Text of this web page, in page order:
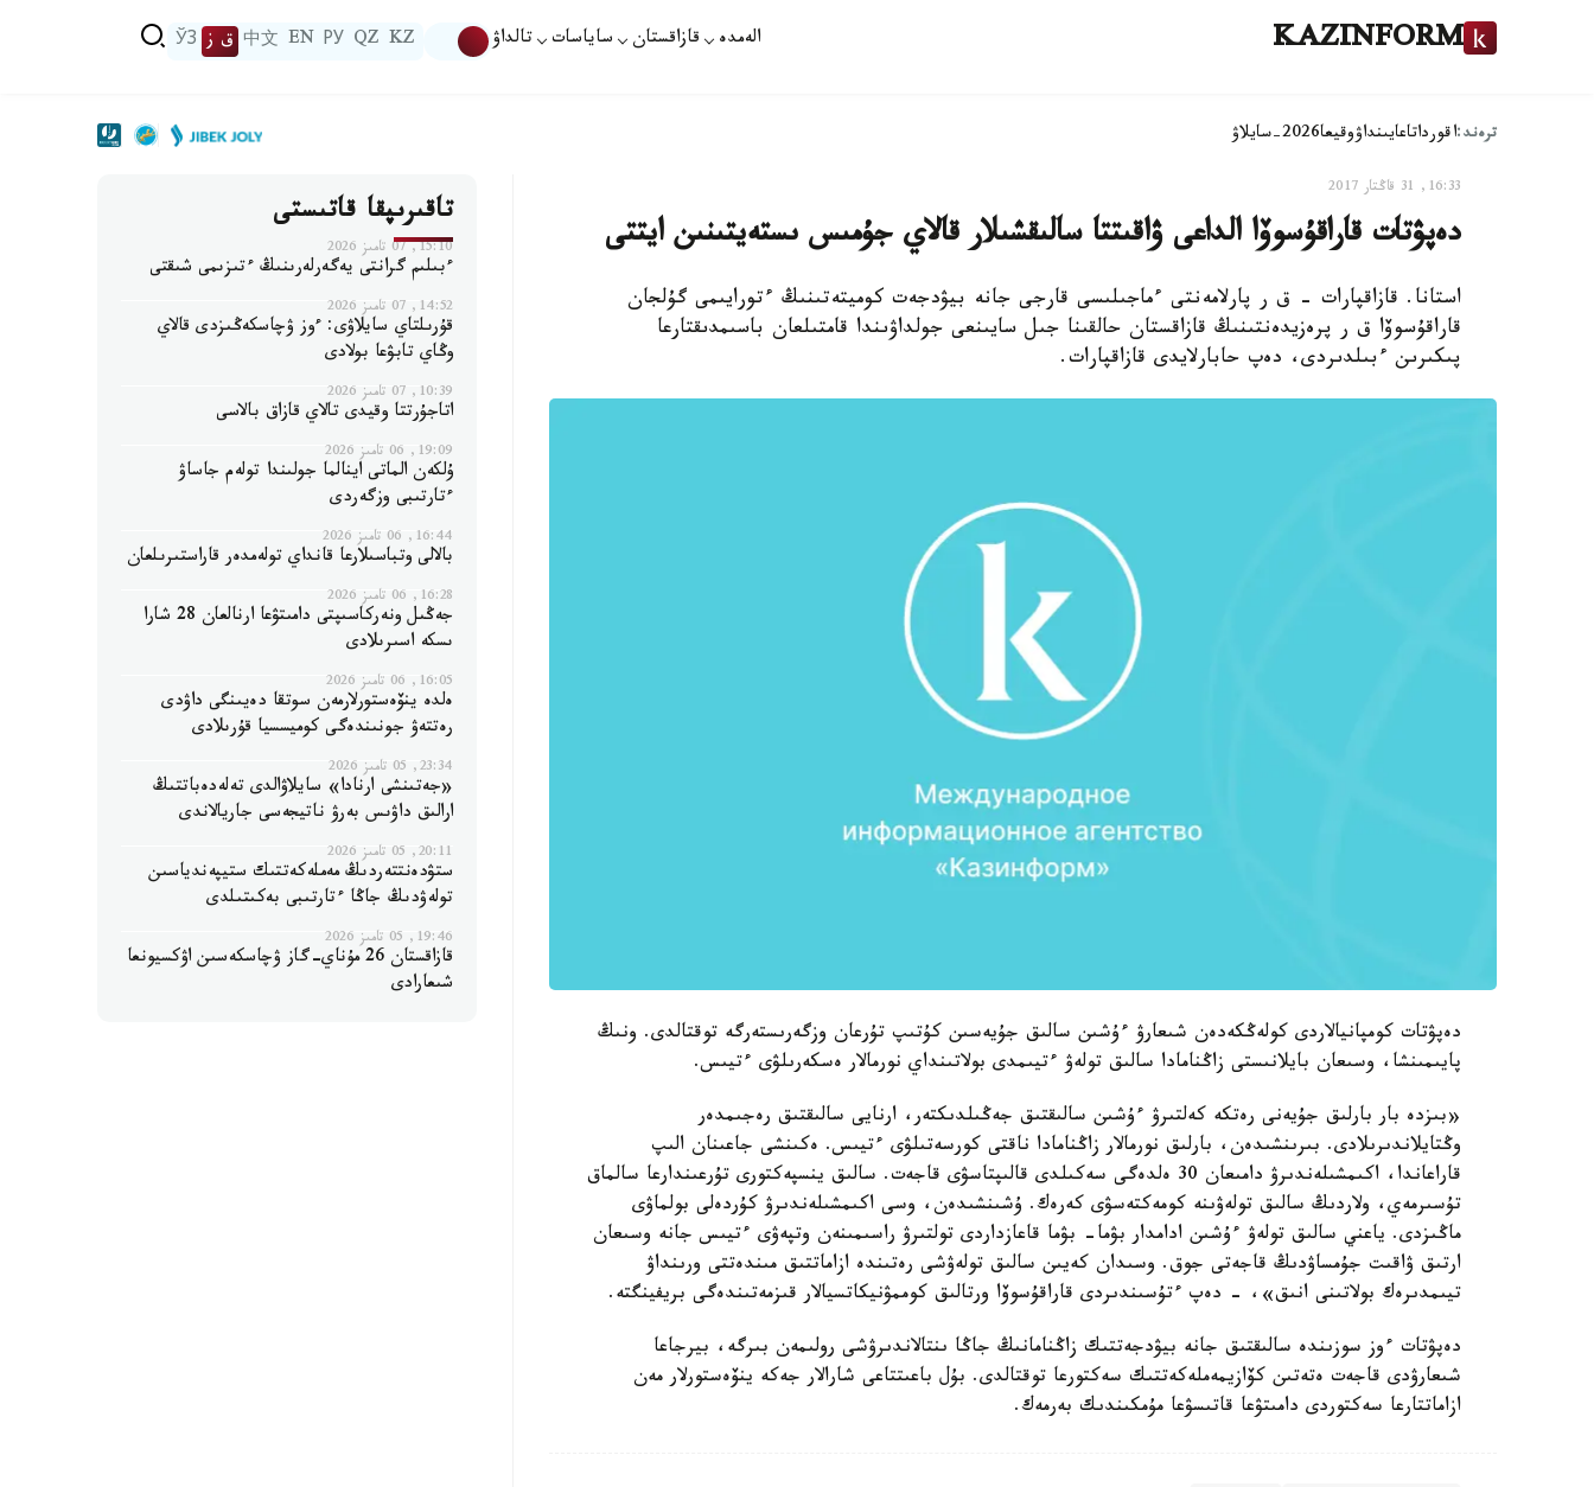
KAZINFORM الەمدە قازاقستان ساياسات تالداۋ KZ
QZ
РУ
EN
中文 ق ز ЎЗ
ترەند:اقورداتاعايىنداۋوقيعا2026-سايلاۋ
16:33, 31 قاڭتار 2017
دەپۋتات قاراقۇسوۆا الداعى ۋاقىتتا سالىقشىلار قالاي جۇمىس ىستەيتىنىن ايتتى
استانا. قازاقپارات - ق ر پارلامەنتى ءماجىلىسى قارجى جانە بيۋدجەت كوميتەتىنىڭ ءتورايىمى گۇلجان
قاراقۇسوۆا ق ر پرەزيدەنتىنىڭ قازاقستان حالقىنا جىل سايىنعى جولداۋىندا قامتىلعان باسىمدىقتارعا
پىكىرىن ءبىلدىردى، دەپ حابارلايدى قازاقپارات.
دەپۋتات كومپانيالاردى كولەڭكەدەن شىعارۋ ءۇشىن سالىق جۇيەسىن كۇتىپ تۇرعان وزگەرىستەرگە توقتالدى. ونىڭ
پايىمىنشا، وسىعان بايلانىستى زاڭنامادا سالىق تولەۋ ءتيىمدى بولاتىنداي نورمالار ەسكەرىلۋى ءتيىس.
«بىزدە بار بارلىق جۇيەنى رەتكە كەلتىرۋ ءۇشىن سالىقتىق جەڭىلدىكتەر، ارنايى سالىقتىق رەجىمدەر
وڭتايلاندىرىلادى. بىرىنشىدەن، بارلىق نورمالار زاڭنامادا ناقتى كورسەتىلۋى ءتيىس. ەكىنشى جاعىنان الىپ
قاراعاندا، اكىمشىلەندىرۋ دامىعان 30 ەلدەگى سەكىلدى قالىپتاسۋى قاجەت. سالىق ينسپەكتورى تۇرعىندارعا سالماق
تۇسىرمەي، ولاردىڭ سالىق تولەۋىنە كومەكتەسۋى كەرەك. ۇشىنشىدەن، وسى اكىمشىلەندىرۋ كۇردەلى بولماۋى
ماڭىزدى. ياعني سالىق تولەۋ ءۇشىن ادامدار بۋما- بۋما قاعازداردى تولتىرۋ راسىمىنەن وتپەۋى ءتيىس جانە وسىعان
ارتىق ۋاقىت جۇمساۋدىڭ قاجەتى جوق. وسىدان كەيىن سالىق تولەۋشى رەتىندە ازاماتتىق مىندەتتى ورىنداۋ
تيىمدىرەك بولاتىنى انىق»، - دەپ ءتۇسىندىردى قاراقۇسوۆا ورتالىق كوممۋنيكاتسيالار قىزمەتىندەگى بريفينگتە.
دەپۋتات ءوز سوزىندە سالىقتىق جانە بيۋدجەتتىك زاڭنامانىڭ جاڭا ىنتالاندىرۋشى رولىمەن بىرگە، بيرجاعا
شىعارۋدى قاجەت ەتەتىن كۆازيمەملەكەتتىك سەكتورعا توقتالدى. بۇل باعىتتاعى شارالار جەكە ينۆەستورلار مەن
ازاماتتارعا سەكتوردى دامىتۋعا قاتىسۋعا مۇمكىندىك بەرمەك.
تاقىرىپقا قاتىستى
15:10, 07 تامىز 2026
ءبىلىم گرانتى يەگەرلەرىنىڭ ءتىزىمى شىقتى
14:52, 07 تامىز 2026
قۇرىلتاي سايلاۋى: ءوز ۋچاسكەڭىزدى قالاي
وڭاي تابۋعا بولادى
10:39, 07 تامىز 2026
اتاجۇرتتا وقيدى تالاي قازاق بالاسى
19:09, 06 تامىز 2026
ۇلكەن الماتى اينالما جولىندا تولەم جاساۋ
ءتارتىبى وزگەردى
16:44, 06 تامىز 2026
بالالى وتباسىلارعا قانداي تولەمدەر قاراستىرىلعان
16:28, 06 تامىز 2026
جەڭىل ونەركاسىپتى دامىتۋعا ارنالعان 28 شارا
ىسكە اسىرىلادى
16:05, 06 تامىز 2026
ەلدە ينۆەستورلارمەن سوتقا دەيىنگى داۋدى
رەتتەۋ جونىندەگى كوميسسيا قۇرىلادى
23:34, 05 تامىز 2026
«جەتىنشى ارنادا» سايلاۋالدى تەلەدەباتتىڭ
ارالىق داۋىس بەرۋ ناتيجەسى جاريالاندى
20:11, 05 تامىز 2026
ستۋدەنتتەردىڭ مەملەكەتتىك ستيپەندياسىن
تولەۋدىڭ جاڭا ءتارتىبى بەكىتىلدى
19:46, 05 تامىز 2026
قازاقستان 26 مۇناي-گاز ۋچاسكەسىن اۋكسيونعا
شىعارادى